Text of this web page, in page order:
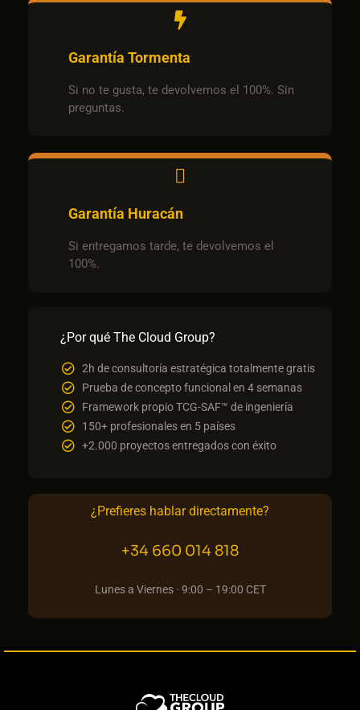
Garantía Tormenta
Si no te gusta, te devolvemos el 100%. Sin
preguntas.
Garantía Huracán
Si entregamos tarde, te devolvemos el
100%.
¿Por qué The Cloud Group?
2h de consultoría estratégica totalmente gratis
Prueba de concepto funcional en 4 semanas
Framework propio TCG-SAF™ de ingeniería
150+ profesionales en 5 países
+2.000 proyectos entregados con éxito
¿Prefieres hablar directamente?
+34 660 014 818
Lunes a Viernes · 9:00 – 19:00 CET